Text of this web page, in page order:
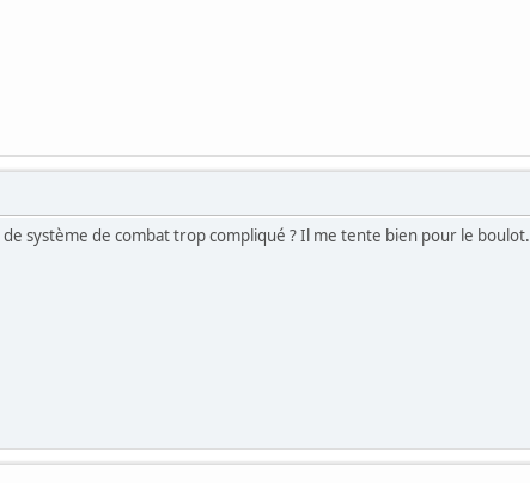
de système de combat trop compliqué ? Il me tente bien pour le boulot.